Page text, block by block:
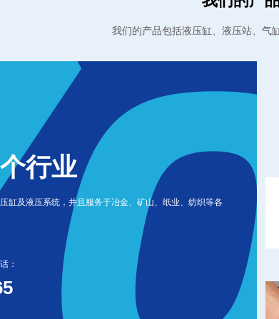
我们的产品包括液压缸、液压站、气
行业
缸及液压系统，并且服务于冶金、矿山、纸业、纺织等各
：